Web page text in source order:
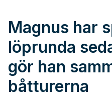
Magnus har
löprunda
gör han
båtturerna